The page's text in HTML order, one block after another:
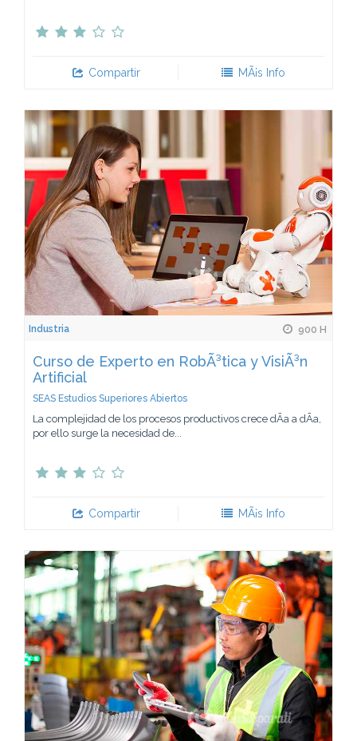
Compartir MÃ¡s Info
Industria 900 H
Curso de Experto en RobÃ³tica y VisiÃ³n
Artificial
SEAS Estudios Superiores Abiertos
La complejidad de los procesos productivos crece dÃ­a a dÃ­a,
por ello surge la necesidad de...
Compartir MÃ¡s Info